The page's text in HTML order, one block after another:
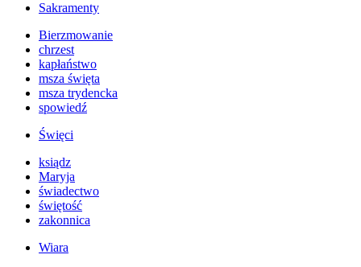
Sakramenty
Bierzmowanie
chrzest
kapłaństwo
msza święta
msza trydencka
spowiedź
Święci
ksiądz
Maryja
świadectwo
świętość
zakonnica
Wiara